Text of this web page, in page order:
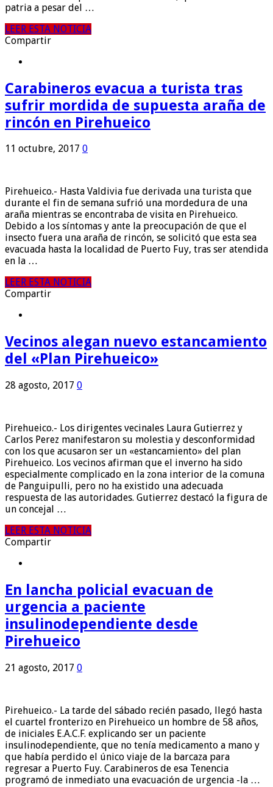
patria a pesar del …
LEER ESTA NOTICIA
Compartir
Carabineros evacua a turista tras
sufrir mordida de supuesta araña de
rincón en Pirehueico
11 octubre, 2017 0
Pirehueico.- Hasta Valdivia fue derivada una turista que
durante el fin de semana sufrió una mordedura de una
araña mientras se encontraba de visita en Pirehueico.
Debido a los síntomas y ante la preocupación de que el
insecto fuera una araña de rincón, se solicitó que esta sea
evacuada hasta la localidad de Puerto Fuy, tras ser atendida
en la …
LEER ESTA NOTICIA
Compartir
Vecinos alegan nuevo estancamiento
del «Plan Pirehueico»
28 agosto, 2017 0
Pirehueico.- Los dirigentes vecinales Laura Gutierrez y
Carlos Perez manifestaron su molestia y desconformidad
con los que acusaron ser un «estancamiento» del plan
Pirehueico. Los vecinos afirman que el inverno ha sido
especialmente complicado en la zona interior de la comuna
de Panguipulli, pero no ha existido una adecuada
respuesta de las autoridades. Gutierrez destacó la figura de
un concejal …
LEER ESTA NOTICIA
Compartir
En lancha policial evacuan de
urgencia a paciente
insulinodependiente desde
Pirehueico
21 agosto, 2017 0
Pirehueico.- La tarde del sábado recién pasado, llegó hasta
el cuartel fronterizo en Pirehueico un hombre de 58 años,
de iniciales E.A.C.F. explicando ser un paciente
insulinodependiente, que no tenía medicamento a mano y
que había perdido el único viaje de la barcaza para
regresar a Puerto Fuy. Carabineros de esa Tenencia
programó de inmediato una evacuación de urgencia -la …